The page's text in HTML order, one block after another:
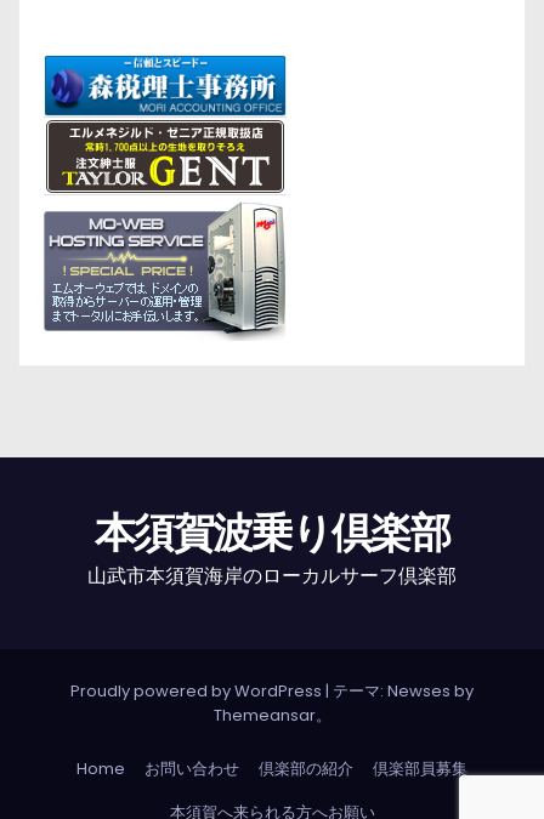
本須賀波乗り倶楽部
山武市本須賀海岸のローカルサーフ倶楽部
Proudly powered by WordPress | テーマ: Newses by
Themeansar。
Home お問い合わせ 倶楽部の紹介
倶楽部員募集
本須賀へ来られる方へお願い